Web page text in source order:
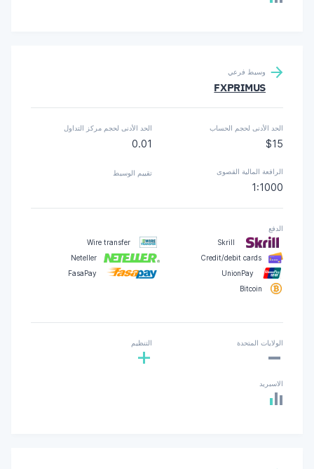
وسيط فرعي
FXPRIMUS
الحد الأدنى لحجم الحساب
$15
الحد الأدنى لحجم مركز التداول
0.01
الرافعة المالية القصوى
1:1000
تقييم الوسيط
الدفع
Skrill
Wire transfer
Credit/debit cards
Neteller
UnionPay
FasaPay
Bitcoin
الولايات المتحدة
- التنظيم
+
الاسبريد